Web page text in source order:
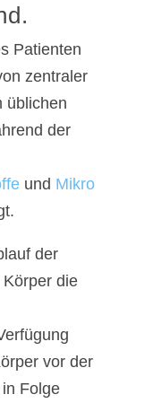
Patienten
zentraler
üblichen
der
und Mikro
der
die
vor der
Folge